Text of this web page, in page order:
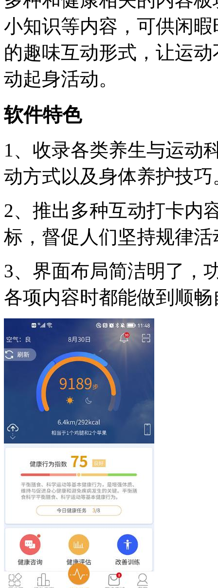
小知识等内容，可供闲
的趣味互动形式，让运
动起身活动。
软件特色
1、收录各类养生与运动
动方式以及身体养护技巧
2、推出多种互动打卡内
标，督促人们坚持规律活
3、界面布局简洁明了，
各项内容时都能做到顺畅